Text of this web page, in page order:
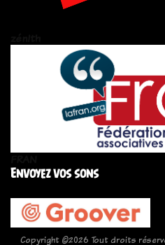
Envoyez vos sons
Copyright ©2026 Tout droits